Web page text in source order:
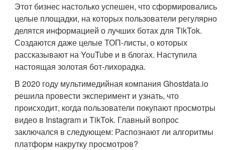
Этот бизнес настолько успешен, что сформировались
целые площадки, на которых пользователи регулярно
делятся информацией о лучших ботах для TikTok.
Создаются даже целые ТОП-листы, о которых
рассказывают на YouTube и в блогах. Наступила
настоящая золотая бот-лихорадка.
В 2020 году мультимедийная компания Ghostdata.io
решила провести эксперимент и узнать, что
происходит, когда пользователи покупают просмотры
видео в Instagram и TikTok. Главный вопрос
заключался в следующем: Распознают ли алгоритмы
платформ накрутку просмотров?